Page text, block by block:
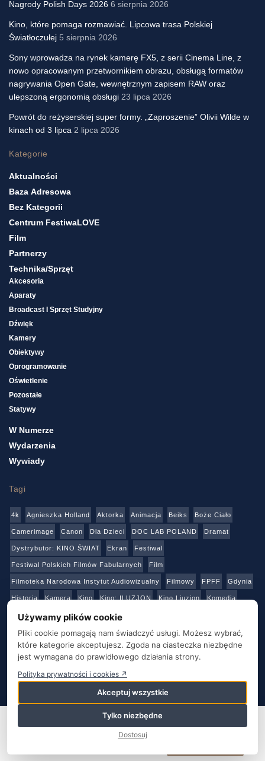
Nagrody Polish Days 2026 6 sierpnia 2026
Kino, które pomaga rozmawiać. Lipcowa trasa Polskiej
Światłoczułej 5 sierpnia 2026
Sony wprowadza na rynek kamerę FX5, z serii Cinema Line, z
nowo opracowanym przetwornikiem obrazu, obsługą formatów
nagrywania Open Gate, wewnętrznym zapisem RAW oraz
ulepszoną ergonomią obsługi 23 lipca 2026
Powrót do reżyserskiej super formy. „Zaproszenie” Olivii Wilde w
kinach od 3 lipca 2 lipca 2026
Kategorie
Aktualności
Baza Adresowa
Bez Kategorii
Centrum FestiwaLOVE
Film
Partnerzy
Technika/sprzęt
Akcesoria
Aparaty
Broadcast I Sprzęt Studyjny
Dźwięk
Kamery
Obiektywy
Oprogramowanie
Oświetlenie
Pozostałe
Statywy
W Numerze
Wydarzenia
Wywiady
Tagi
4k Agnieszka Holland Aktorka Animacja Beiks Boże Ciało
Camerimage Canon Dla Dzieci DOC LAB POLAND Dramat
Dystrybutor: KINO ŚWIAT Ekran Festiwal
Festiwal Polskich Filmów Fabularnych Film
Filmoteka Narodowa Instytut Audiowizualny Filmowy FPFF Gdynia
Historia Kamera Kino Kino: ILUZJON Kino Liuzjon Komedia
Konkurs Netflix Online Panasonic
Produkcja Produkcja: Polska Reżyser Sony Sztuka Teatr
Telewizja Transmisja Video Warszawa Warsztaty Wideo
O NAS
Ta strona używa plików cookie. Kontynuując korzystanie z tej
strony, wyrażasz zgodę na używanie plików cookie. Odwiedź naszą
Używamy plików cookie
Pliki cookie pomagają nam świadczyć usługi. Możesz wybrać,
które kategorie akceptujesz. Zgoda na ciasteczka niezbędne
jest wymagana do prawidłowego działania strony.
Polityka prywatności i cookies ↗
Akceptuj wszystkie
Tylko niezbędne
Dostosuj